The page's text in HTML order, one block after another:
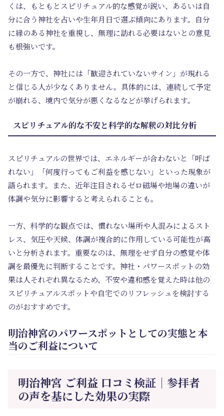
くは、もともとスピリチュアル的な感覚が鋭い、あるいは自
分に合う神社を占いや生年月日で選ぶ傾向にあります。自分
に縁のある神社を重視し、無理に訪れる必要はないとの意見
も根強いです。
その一方で、神社には「歓迎されていないサイン」が現れる
と信じる人が少なくありません。具体的には、連続して予定
が崩れる、境内で気分が悪くなるなどが挙げられます。
スピリチュアル的な不安と科学的な解釈の対比分析
スピリチュアルの世界では、エネルギーが合わないと「呼ば
れない」「何度行ってもご利益を感じない」といった現象が
語られます。また、近年注目されるゼロ磁場や地場の違いが
体調や気分に影響すると考えられることも。
一方、科学的な観点では、慣れない場所や人混みによるスト
レス、気圧や天候、体調が複合的に作用している可能性が高
いと分析されます。重要なのは、無理をせず自分の感覚や体
調を最優先に判断することです。神社・パワースポットの効
果は人それぞれ異なるため、不安や違和感を覚えた時は他の
スピリチュアルスポットや自宅でのリフレッシュを検討する
のがおすすめです。
明治神宮のパワースポットとしての実態と本
当のご利益について
明治神宮 ご利益 口コミ検証｜参拝者
の声を基にした効果の実際